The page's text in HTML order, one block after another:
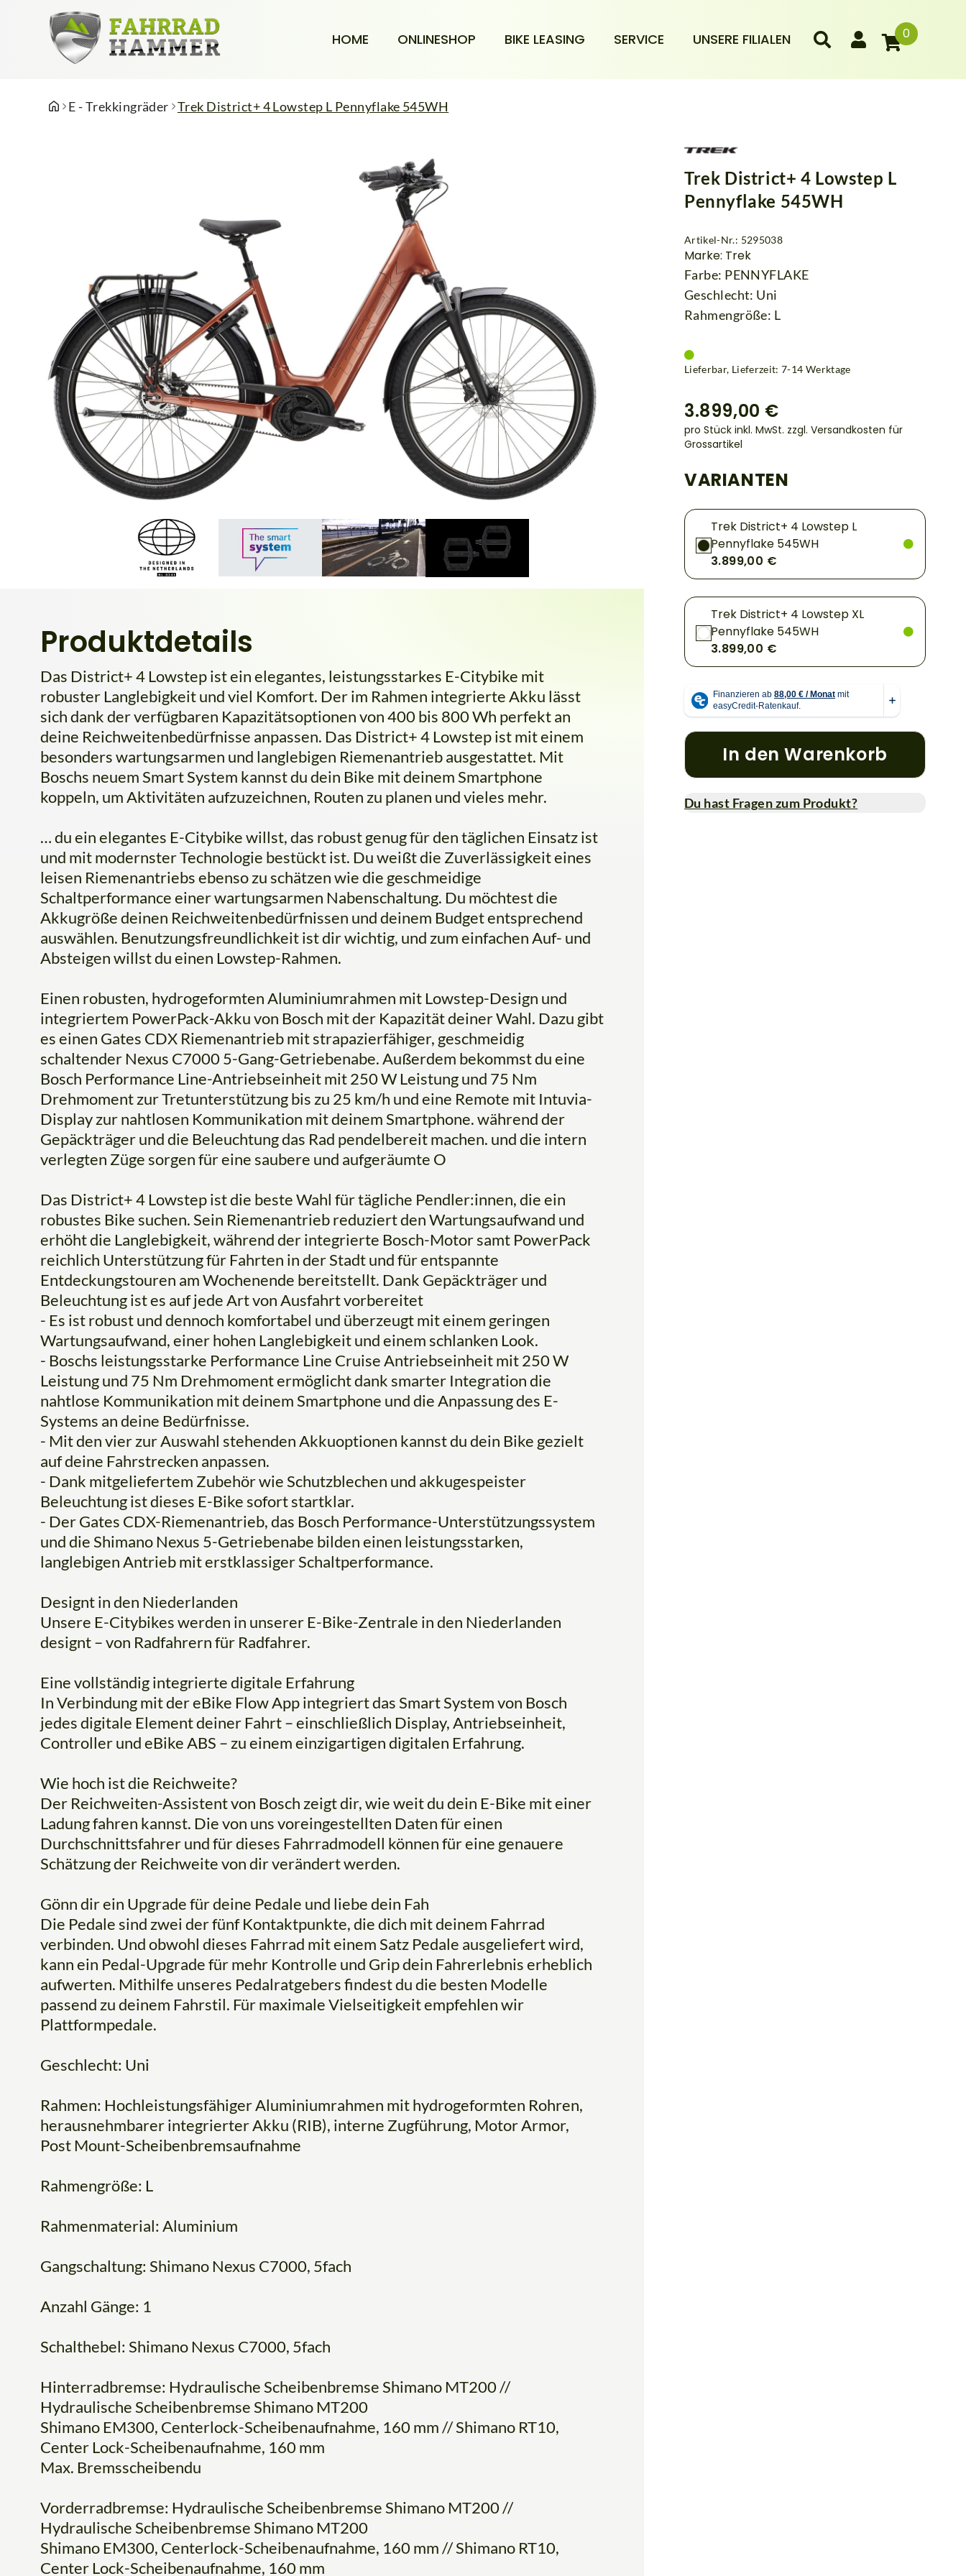
HOME ONLINESHOP BIKE LEASING SERVICE UNSERE FILIALEN 0
E - Trekkingräder Trek District+ 4 Lowstep L Pennyflake 545WH
Produktdetails
Das District+ 4 Lowstep ist ein elegantes, leistungsstarkes E-Citybike mit
robuster Langlebigkeit und viel Komfort. Der im Rahmen integrierte Akku lässt
sich dank der verfügbaren Kapazitätsoptionen von 400 bis 800 Wh perfekt an
deine Reichweitenbedürfnisse anpassen. Das District+ 4 Lowstep ist mit einem
besonders wartungsarmen und langlebigen Riemenantrieb ausgestattet. Mit
Boschs neuem Smart System kannst du dein Bike mit deinem Smartphone
koppeln, um Aktivitäten aufzuzeichnen, Routen zu planen und vieles mehr.
… du ein elegantes E-Citybike willst, das robust genug für den täglichen Einsatz ist
und mit modernster Technologie bestückt ist. Du weißt die Zuverlässigkeit eines
leisen Riemenantriebs ebenso zu schätzen wie die geschmeidige
Schaltperformance einer wartungsarmen Nabenschaltung. Du möchtest die
Akkugröße deinen Reichweitenbedürfnissen und deinem Budget entsprechend
auswählen. Benutzungsfreundlichkeit ist dir wichtig, und zum einfachen Auf- und
Absteigen willst du einen Lowstep-Rahmen.
Einen robusten, hydrogeformten Aluminiumrahmen mit Lowstep-Design und
integriertem PowerPack-Akku von Bosch mit der Kapazität deiner Wahl. Dazu gibt
es einen Gates CDX Riemenantrieb mit strapazierfähiger, geschmeidig
schaltender Nexus C7000 5-Gang-Getriebenabe. Außerdem bekommst du eine
Bosch Performance Line-Antriebseinheit mit 250 W Leistung und 75 Nm
Drehmoment zur Tretunterstützung bis zu 25 km/h und eine Remote mit Intuvia-
Display zur nahtlosen Kommunikation mit deinem Smartphone. während der
Gepäckträger und die Beleuchtung das Rad pendelbereit machen. und die intern
verlegten Züge sorgen für eine saubere und aufgeräumte O
Das District+ 4 Lowstep ist die beste Wahl für tägliche Pendler:innen, die ein
robustes Bike suchen. Sein Riemenantrieb reduziert den Wartungsaufwand und
erhöht die Langlebigkeit, während der integrierte Bosch-Motor samt PowerPack
reichlich Unterstützung für Fahrten in der Stadt und für entspannte
Entdeckungstouren am Wochenende bereitstellt. Dank Gepäckträger und
Beleuchtung ist es auf jede Art von Ausfahrt vorbereitet
- Es ist robust und dennoch komfortabel und überzeugt mit einem geringen
Wartungsaufwand, einer hohen Langlebigkeit und einem schlanken Look.
- Boschs leistungsstarke Performance Line Cruise Antriebseinheit mit 250 W
Leistung und 75 Nm Drehmoment ermöglicht dank smarter Integration die
nahtlose Kommunikation mit deinem Smartphone und die Anpassung des E-
Systems an deine Bedürfnisse.
- Mit den vier zur Auswahl stehenden Akkuoptionen kannst du dein Bike gezielt
auf deine Fahrstrecken anpassen.
- Dank mitgeliefertem Zubehör wie Schutzblechen und akkugespeister
Beleuchtung ist dieses E-Bike sofort startklar.
- Der Gates CDX-Riemenantrieb, das Bosch Performance-Unterstützungssystem
und die Shimano Nexus 5-Getriebenabe bilden einen leistungsstarken,
langlebigen Antrieb mit erstklassiger Schaltperformance.
Designt in den Niederlanden
Unsere E-Citybikes werden in unserer E-Bike-Zentrale in den Niederlanden
designt – von Radfahrern für Radfahrer.
Eine vollständig integrierte digitale Erfahrung
In Verbindung mit der eBike Flow App integriert das Smart System von Bosch
jedes digitale Element deiner Fahrt – einschließlich Display, Antriebseinheit,
Controller und eBike ABS – zu einem einzigartigen digitalen Erfahrung.
Wie hoch ist die Reichweite?
Der Reichweiten-Assistent von Bosch zeigt dir, wie weit du dein E-Bike mit einer
Ladung fahren kannst. Die von uns voreingestellten Daten für einen
Durchschnittsfahrer und für dieses Fahrradmodell können für eine genauere
Schätzung der Reichweite von dir verändert werden.
Gönn dir ein Upgrade für deine Pedale und liebe dein Fah
Die Pedale sind zwei der fünf Kontaktpunkte, die dich mit deinem Fahrrad
verbinden. Und obwohl dieses Fahrrad mit einem Satz Pedale ausgeliefert wird,
kann ein Pedal-Upgrade für mehr Kontrolle und Grip dein Fahrerlebnis erheblich
aufwerten. Mithilfe unseres Pedalratgebers findest du die besten Modelle
passend zu deinem Fahrstil. Für maximale Vielseitigkeit empfehlen wir
Plattformpedale.
Geschlecht: Uni
Rahmen: Hochleistungsfähiger Aluminiumrahmen mit hydrogeformten Rohren,
herausnehmbarer integrierter Akku (RIB), interne Zugführung, Motor Armor,
Post Mount-Scheibenbremsaufnahme
Rahmengröße: L
Rahmenmaterial: Aluminium
Gangschaltung: Shimano Nexus C7000, 5fach
Anzahl Gänge: 1
Schalthebel: Shimano Nexus C7000, 5fach
Hinterradbremse: Hydraulische Scheibenbremse Shimano MT200 //
Hydraulische Scheibenbremse Shimano MT200
Shimano EM300, Centerlock-Scheibenaufnahme, 160 mm // Shimano RT10,
Center Lock-Scheibenaufnahme, 160 mm
Max. Bremsscheibendu
Vorderradbremse: Hydraulische Scheibenbremse Shimano MT200 //
Hydraulische Scheibenbremse Shimano MT200
Shimano EM300, Centerlock-Scheibenaufnahme, 160 mm // Shimano RT10,
Center Lock-Scheibenaufnahme, 160 mm
Trek District+ 4 Lowstep L
Pennyflake 545WH
Artikel-Nr.: 5295038
Marke: Trek
Farbe: PENNYFLAKE
Geschlecht: Uni
Rahmengröße: L
Lieferbar, Lieferzeit: 7-14 Werktage
3.899,00 €
pro Stück inkl. MwSt. zzgl. Versandkosten für
Grossartikel
VARIANTEN
Trek District+ 4 Lowstep L
Pennyflake 545WH
3.899,00 €
Trek District+ 4 Lowstep XL
Pennyflake 545WH
3.899,00 €
In den Warenkorb
Du hast Fragen zum Produkt?